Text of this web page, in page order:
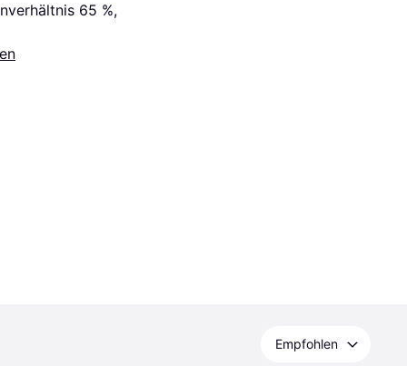
65 %,
Empfohlen